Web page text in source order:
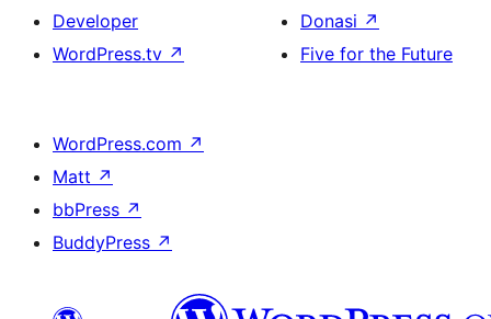
Developer
WordPress.tv ↗
Donasi ↗
Five for the Future
WordPress.com ↗
Matt ↗
bbPress ↗
BuddyPress ↗